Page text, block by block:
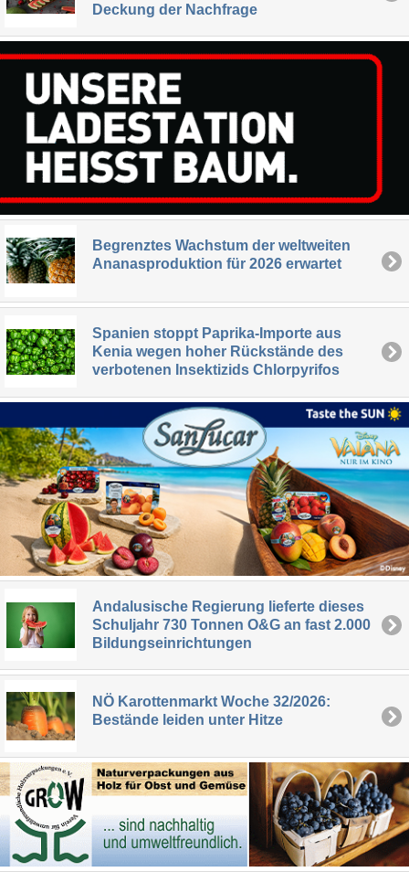
Deckung der Nachfrage
Begrenztes Wachstum der weltweiten
Ananasproduktion für 2026 erwartet
Spanien stoppt Paprika-Importe aus
Kenia wegen hoher Rückstände des
verbotenen Insektizids Chlorpyrifos
Andalusische Regierung lieferte dieses
Schuljahr 730 Tonnen O&G an fast 2.000
Bildungseinrichtungen
NÖ Karottenmarkt Woche 32/2026:
Bestände leiden unter Hitze